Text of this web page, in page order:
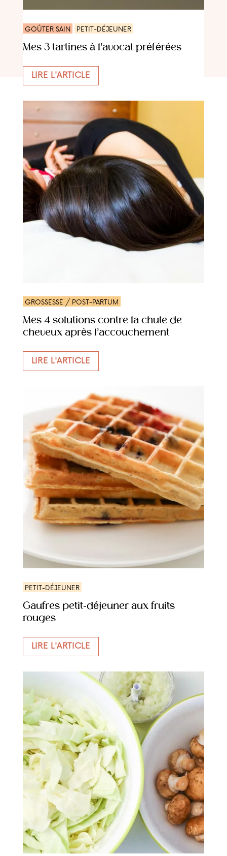
GOÛTER SAIN PETIT-DÉJEUNER
Mes 3 tartines à l’avocat préférées
LIRE L'ARTICLE
GROSSESSE / POST-PARTUM
Mes 4 solutions contre la chute de
cheveux après l’accouchement
LIRE L'ARTICLE
PETIT-DÉJEUNER
Gaufres petit-déjeuner aux fruits
rouges
LIRE L'ARTICLE